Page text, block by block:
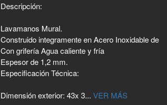
Descripción:
Lavamanos Mural.
Construido integramente en Acero Inoxidable de
Con grifería Agua caliente y fría
Espesor de 1,2 mm.
Especificación Técnica:
Dimensión exterior: 43x 3...VER MÁS